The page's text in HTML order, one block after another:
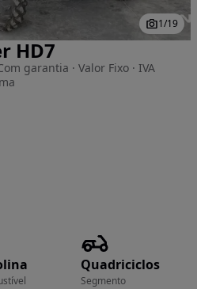
1/19
HD7
garantia · Valor Fixo · IVA
Quadriciclos
Segmento